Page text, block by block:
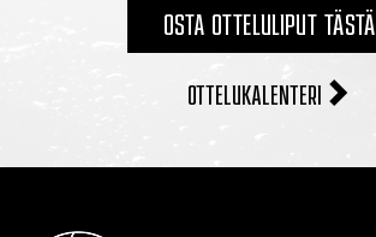
OSTA OTTELULIPUT TÄSTÄ
OTTELUKALENTERI